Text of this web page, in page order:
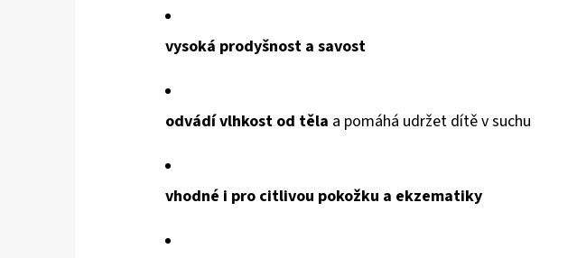
vysoká prodyšnost a savost
odvádí vlhkost od těla a pomáhá udržet dítě v suchu
vhodné i pro citlivou pokožku a ekzematiky